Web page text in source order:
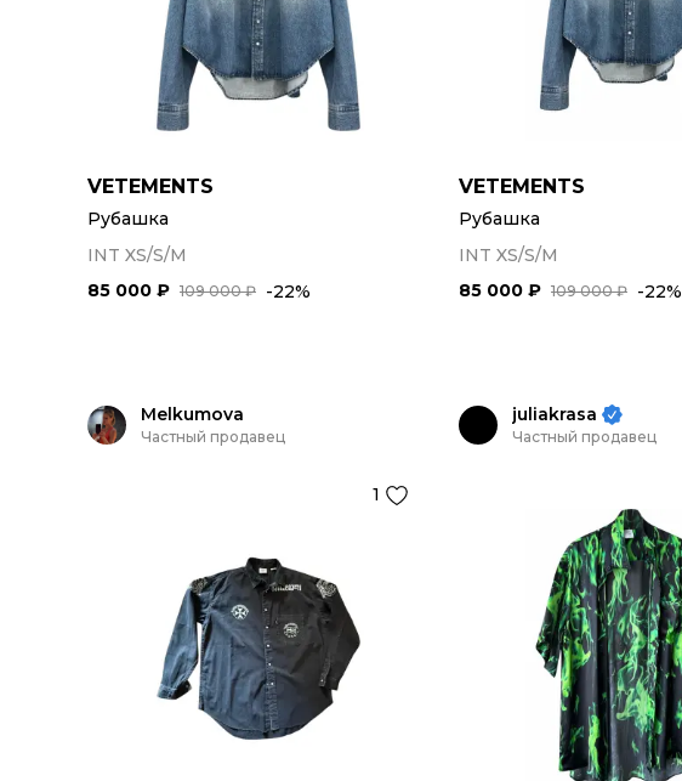
VETEMENTS
Рубашка
INT XS/S/M
109 000 ₽
85 000 ₽ -22%
VETEMENTS
Рубашка
INT XS/S/M
109 000 ₽
85 000 ₽ -22%
Melkumova
Частный продавец
1
juliakrasa
Частный продавец